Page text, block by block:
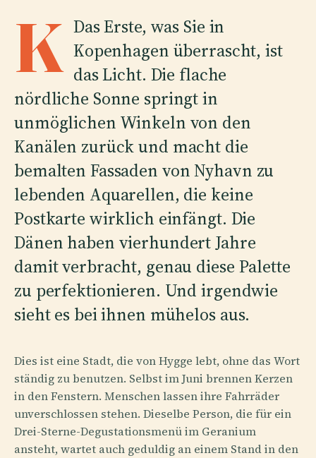
K Das Erste, was Sie in
Kopenhagen überrascht, ist
das Licht. Die flache
nördliche Sonne springt in
unmöglichen Winkeln von den
Kanälen zurück und macht die
bemalten Fassaden von Nyhavn zu
lebenden Aquarellen, die keine
Postkarte wirklich einfängt. Die
Dänen haben vierhundert Jahre
damit verbracht, genau diese Palette
zu perfektionieren. Und irgendwie
sieht es bei ihnen mühelos aus.
Dies ist eine Stadt, die von Hygge lebt, ohne das Wort
ständig zu benutzen. Selbst im Juni brennen Kerzen
in den Fenstern. Menschen lassen ihre Fahrräder
unverschlossen stehen. Dieselbe Person, die für ein
Drei-Sterne-Degustationsmenü im Geranium
ansteht, wartet auch geduldig an einem Stand in den